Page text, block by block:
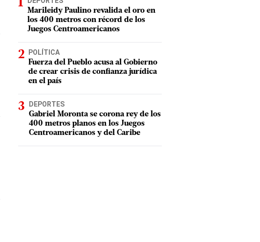
Marileidy Paulino revalida el oro en
los 400 metros con récord de los
Juegos Centroamericanos
POLÍTICA
Fuerza del Pueblo acusa al Gobierno
de crear crisis de confianza jurídica
en el país
DEPORTES
Gabriel Moronta se corona rey de los
400 metros planos en los Juegos
Centroamericanos y del Caribe